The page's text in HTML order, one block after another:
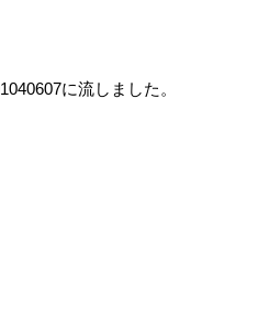
に流しました。